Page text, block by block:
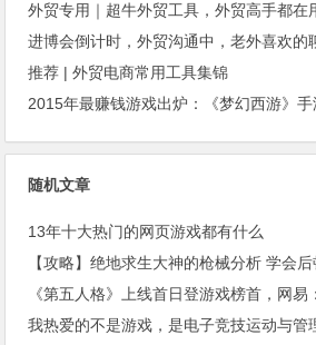
外贸专用｜超牛外贸工具，外贸高手都在
推荐 | 外贸电商常用工具集锦
随机文章
13年十大热门的网页游戏都有什么
【攻略】绝地求生大神的枪械分析 学会
《第五人格》上线首日登游戏榜首，网易
我热爱的不是游戏，是电子竞技运动与管